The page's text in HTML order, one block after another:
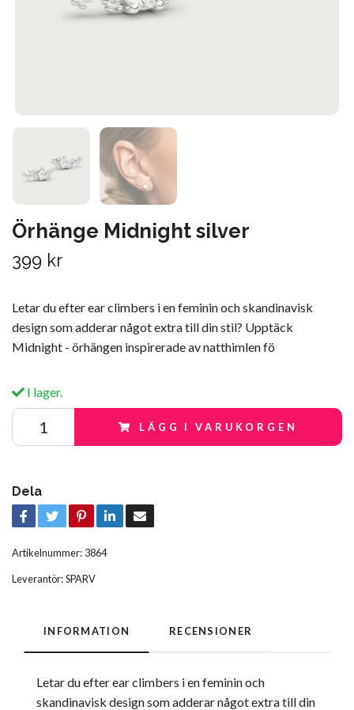
Örhänge Midnight silver
399 kr
Letar du efter ear climbers i en feminin och skandinavisk
design som adderar något extra till din stil? Upptäck
Midnight - örhängen inspirerade av natthimlen fö
I lager.
LÄGG I VARUKORGEN
Dela
Artikelnummer: 3864
Leverantör:SPARV
INFORMATION RECENSIONER
Letar du efter ear climbers i en feminin och
skandinavisk design som adderar något extra till din